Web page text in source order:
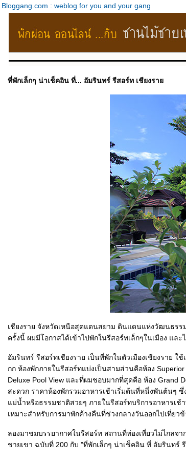
Bloggang.com : weblog for you and your gang
ที่พักเล็กๆ น่าเช็คอิน ที่... อัมรินทร์ รีสอร์ท เชียงรา
เชียงราย จังหวัดเหนือสุดแดนสยาม ดินแดนแห่งวัฒนธรร
ครั้งนี้ ผมมีโอกาสได้เข้าไปพักในรีสอร์ทเล็กๆในเมือง แล
อัมรินทร์ รีสอร์ทเชียงราย เป็นที่พักในตัวเมืองเชียงราย
กก ห้องพักภายในรีสอร์ทแบ่งเป็นสามส่วนคือห้อง
Deluxe Pool View และที่ผมชอบมากที่สุดคือ ห้อง Grand
สะดวก ราคาห้องพักรวมอาหารเช้าเริ่มต้นที่หนึ่งพันต้นๆ
ม่น้ำหรือธรรมชาติสวยๆ ภายในรีสอร์ทบริการอาหารเช้
เหมาะสำหรับการมาพักค้างคืนที่ช่วงกลางวันออกไปเที่ยว
ลองมาชมบรรยากาศในรีสอร์ท สถานที่ท่องเที่ยวไม่ไกลจ
ชายเขา ฉบับที่ 200 กับ "ที่พักเล็กๆ น่าเช็คอิน ที่ อัมรินทร์